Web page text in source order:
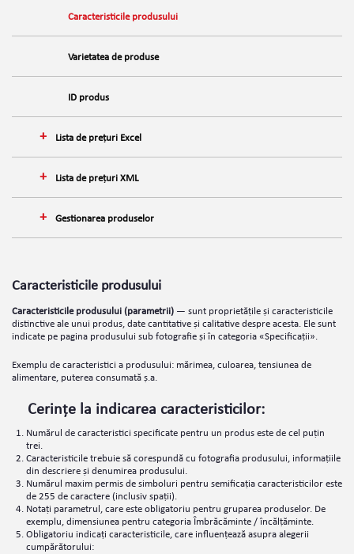
Caracteristicile produsului
Varietatea de produse
ID produs
Lista de prețuri Excel
Lista de prețuri XML
Gestionarea produselor
Caracteristicile produsului
Caracteristicile produsului (parametrii) — sunt proprietățile și caracteristicile
distinctive ale unui produs, date cantitative și calitative despre acesta. Ele sunt
indicate pe pagina produsului sub fotografie și în categoria «Specificații».
Exemplu de caracteristici a produsului: mărimea, culoarea, tensiunea de
alimentare, puterea consumată ș.a.
Cerințe la indicarea caracteristicilor:
Numărul de caracteristici specificate pentru un produs este de cel puțin
trei.
Caracteristicile trebuie să corespundă cu fotografia produsului, informațiile
din descriere și denumirea produsului.
Numărul maxim permis de simboluri pentru semificația caracteristicilor este
de 255 de caractere (inclusiv spații).
Notați parametrul, care este obligatoriu pentru gruparea produselor. De
exemplu, dimensiunea pentru categoria Îmbrăcăminte / încălțăminte.
Obligatoriu indicați caracteristicile, care influențează asupra alegerii
cumpărătorului: